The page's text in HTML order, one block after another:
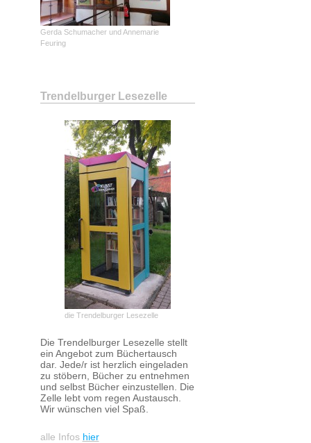
Gerda Schumacher und Annemarie
Feuring
Trendelburger Lesezelle
die Trendelburger Lesezelle
Die Trendelburger Lesezelle stellt
ein Angebot zum Büchertausch
dar. Jede/r ist herzlich eingeladen
zu stöbern, Bücher zu entnehmen
und selbst Bücher einzustellen. Die
Zelle lebt vom regen Austausch.
Wir wünschen viel Spaß.
alle Infos hier